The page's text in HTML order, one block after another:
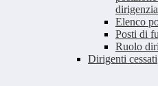
Elenco
Posti di
Ruolo
Dirigenti cessati